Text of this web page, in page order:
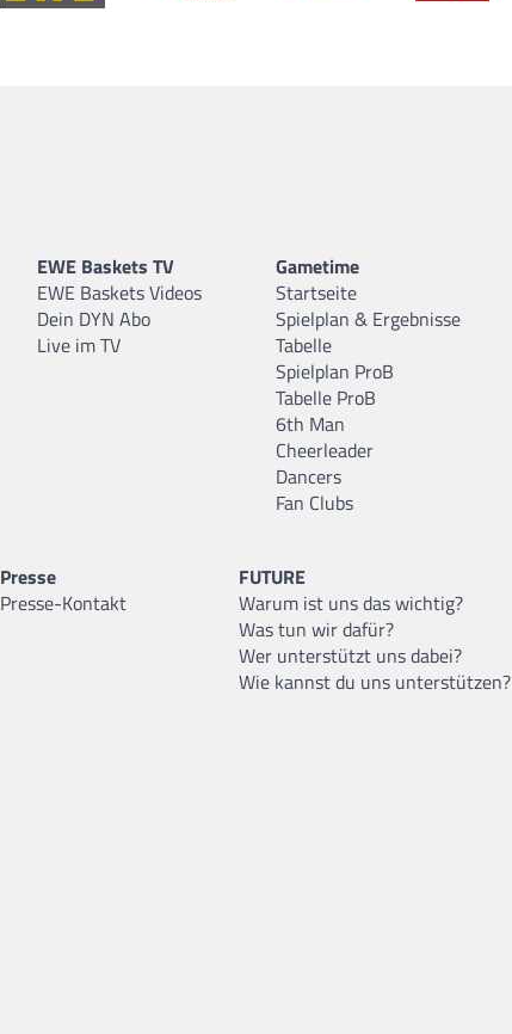
EWE Baskets TV
EWE Baskets Videos
Dein DYN Abo
Live im TV
Gametime
Startseite
Spielplan & Ergebnisse
Tabelle
Spielplan ProB
Tabelle ProB
6th Man
Cheerleader
Dancers
Fan Clubs
Presse
Presse-Kontakt
FUTURE
Warum ist uns das wichtig?
Was tun wir dafür?
Wer unterstützt uns dabei?
Wie kannst du uns unterstützen?